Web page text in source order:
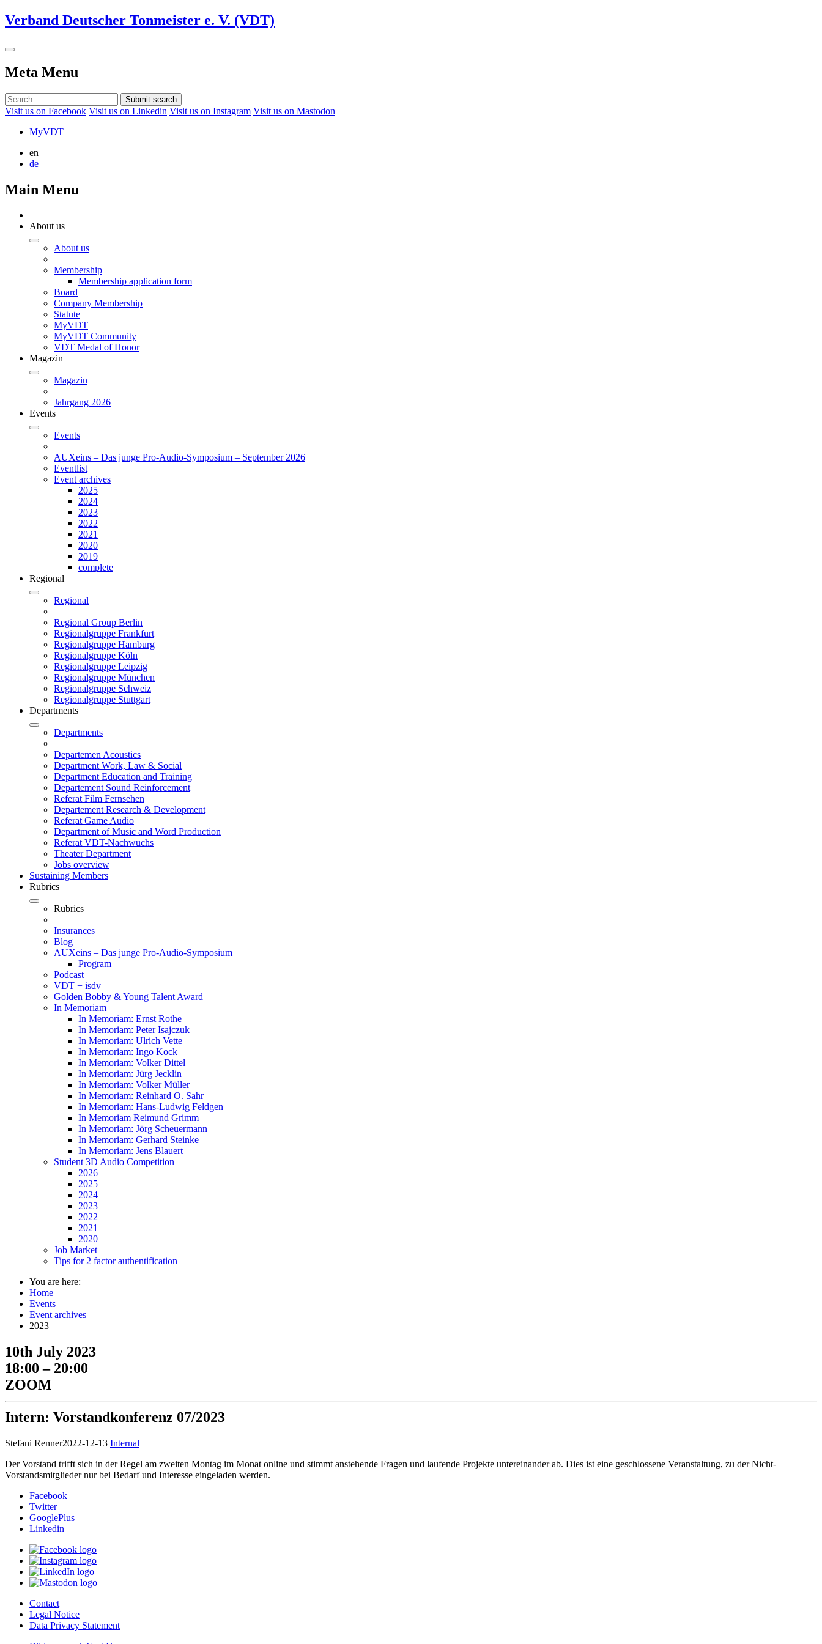
Verband Deutscher Tonmeister e. V. (VDT)
Meta Menu
Submit search
Visit us on Facebook Visit us on Linkedin Visit us on Instagram Visit us on Mastodon
MyVDT
en
de
Main Menu
About us
About us
Membership
Membership application form
Board
Company Membership
Statute
MyVDT
MyVDT Community
VDT Medal of Honor
Magazin
Magazin
Jahrgang 2026
Events
Events
AUXeins – Das junge Pro-Audio-Symposium – September 2026
Eventlist
Event archives
2025
2024
2023
2022
2021
2020
2019
complete
Regional
Regional
Regional Group Berlin
Regionalgruppe Frankfurt
Regionalgruppe Hamburg
Regionalgruppe Köln
Regionalgruppe Leipzig
Regionalgruppe München
Regionalgruppe Schweiz
Regionalgruppe Stuttgart
Departments
Departments
Departemen Acoustics
Department Work, Law & Social
Department Education and Training
Departement Sound Reinforcement
Referat Film Fernsehen
Departement Research & Development
Referat Game Audio
Department of Music and Word Production
Referat VDT-Nachwuchs
Theater Department
Jobs overview
Sustaining Members
Rubrics
Rubrics
Insurances
Blog
AUXeins – Das junge Pro-Audio-Symposium
Program
Podcast
VDT + isdv
Golden Bobby & Young Talent Award
In Memoriam
In Memoriam: Ernst Rothe
In Memoriam: Peter Isajczuk
In Memoriam: Ulrich Vette
In Memoriam: Ingo Kock
In Memoriam: Volker Dittel
In Memoriam: Jürg Jecklin
In Memoriam: Volker Müller
In Memoriam: Reinhard O. Sahr
In Memoriam: Hans-Ludwig Feldgen
In Memoriam Reimund Grimm
In Memoriam: Jörg Scheuermann
In Memoriam: Gerhard Steinke
In Memoriam: Jens Blauert
Student 3D Audio Competition
2026
2025
2024
2023
2022
2021
2020
Job Market
Tips for 2 factor authentification
You are here:
Home
Events
Event archives
2023
10th July 2023
18:00 – 20:00
ZOOM
Intern: Vorstandkonferenz 07/2023
Stefani Renner2022-12-13 Internal
Der Vorstand trifft sich in der Regel am zweiten Montag im Monat online und stimmt anstehende Fragen und laufende Projekte untereinander ab. Dies ist eine geschlossene Veranstaltung, zu der Nicht-
Vorstandsmitglieder nur bei Bedarf und Interesse eingeladen werden.
Facebook
Twitter
GooglePlus
Linkedin
Contact
Legal Notice
Data Privacy Statement